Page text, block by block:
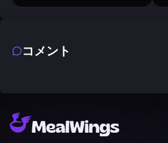
コメント